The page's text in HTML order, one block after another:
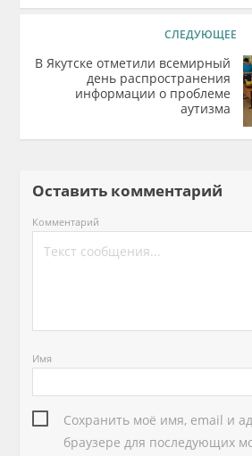
СЛЕДУЮЩЕЕ
В Якутске отметили всемирный
день распространения
информации о проблеме
аутизма
Оставить комментарий
Комментарий
Имя
Сохранить моё имя, email и
браузере для последующих